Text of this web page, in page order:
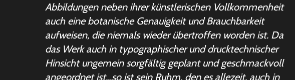
Abbildungen neben ihrer künstlerischen Vollkommenheit
auch eine botanische Genauigkeit und Brauchbarkeit
aufweisen, die niemals wieder übertroffen worden ist. Da
das Werk auch in typographischer und drucktechnischer
Hinsicht ungemein sorgfältig geplant und geschmackvoll
angeordnet ist…so ist sein Ruhm, den es allezeit, auch in